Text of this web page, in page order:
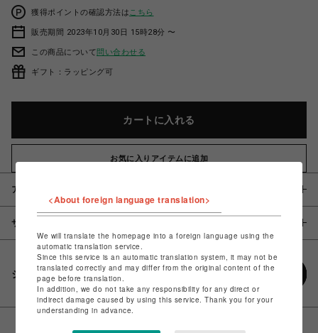
獲得ポイントの確認方法は こちら
販売期間 2023年10月30日 15時28分 〜
この商品について問い合わせる
ギフト：ラッピング可
カートに入れる
お気に入りアイテムに追加
アイテム説明 / 素材
サイズ
シェアする
<About foreign language translation>
We will translate the homepage into a foreign language using the
automatic translation service.
Since this service is an automatic translation system, it may not be
translated correctly and may differ from the original content of the
page before translation.
In addition, we do not take any responsibility for any direct or
indirect damage caused by using this service. Thank you for your
understanding in advance.